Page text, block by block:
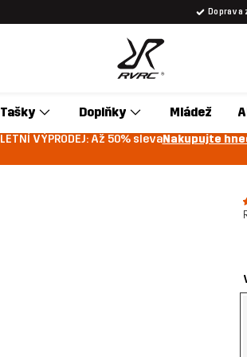
Doprava
Tašky Doplňky Mládež
LETNÍ VÝPRODEJ: Až 50% slevaNakupujte